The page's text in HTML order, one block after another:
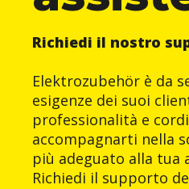
Richiedi il nostro
Elektrozubehör è da
esigenze dei suoi
professionalità e
accompagnarti nella
più adeguato alla tua
Richiedi il supporto